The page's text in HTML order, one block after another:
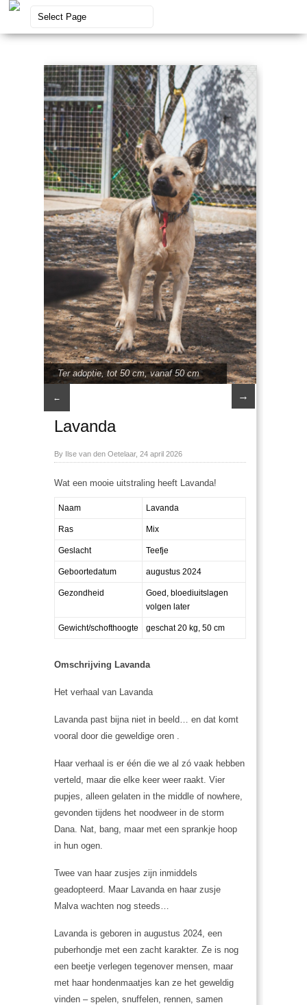
Ter adoptie, tot 50 cm,vanaf 50 cm
← →
Lavanda
By Ilse van den Oetelaar, 24 april 2026
Wat een mooie uitstraling heeft Lavanda!
Naam Lavanda
Ras Mix
Geslacht Teefje
Geboortedatum augustus 2024
Gezondheid
Goed, bloediuitslagen
volgen later
Gewicht/schofthoogte geschat 20 kg, 50 cm
Omschrijving Lavanda
Het verhaal van Lavanda
Lavanda past bijna niet in beeld… en dat komt
vooral door die geweldige oren .
Haar verhaal is er één die we al zó vaak hebben
verteld, maar die elke keer weer raakt. Vier
pupjes, alleen gelaten in the middle of nowhere,
gevonden tijdens het noodweer in de storm
Dana. Nat, bang, maar met een sprankje hoop
in hun ogen.
Twee van haar zusjes zijn inmiddels
geadopteerd. Maar Lavanda en haar zusje
Malva wachten nog steeds…
Lavanda is geboren in augustus 2024, een
puberhondje met een zacht karakter. Ze is nog
een beetje verlegen tegenover mensen, maar
met haar hondenmaatjes kan ze het geweldig
vinden – spelen, snuffelen, rennen, samen